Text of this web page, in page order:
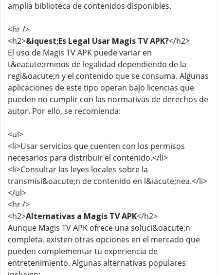
amplia biblioteca de contenidos disponibles.
<hr />
<h2>&iquest;Es Legal Usar Magis TV APK?</h2>
El uso de Magis TV APK puede variar en
t&eacute;rminos de legalidad dependiendo de la
regi&oacute;n y el contenido que se consuma. Algunas
aplicaciones de este tipo operan bajo licencias que
pueden no cumplir con las normativas de derechos de
autor. Por ello, se recomienda:
<ul>
<li>Usar servicios que cuenten con los permisos
necesarios para distribuir el contenido.</li>
<li>Consultar las leyes locales sobre la
transmisi&oacute;n de contenido en l&iacute;nea.</li>
</ul>
<hr />
<h2>Alternativas a Magis TV APK</h2>
Aunque Magis TV APK ofrece una soluci&oacute;n
completa, existen otras opciones en el mercado que
pueden complementar tu experiencia de
entretenimiento. Algunas alternativas populares